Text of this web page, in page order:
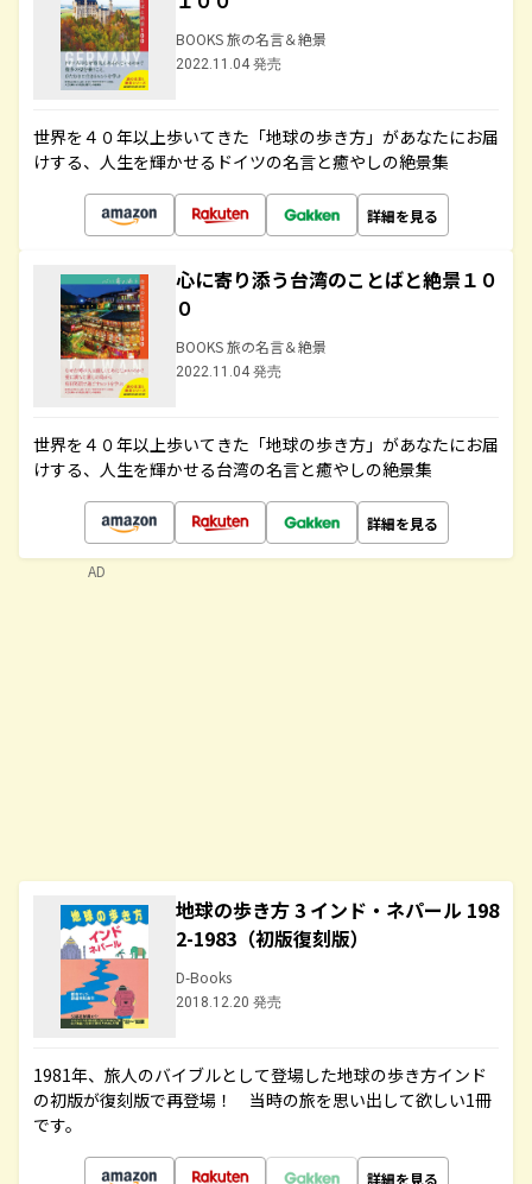
BOOKS 旅の名言＆絶景
2022.11.04 発売
世界を４０年以上歩いてきた「地球の歩き方」があなたにお届
けする、人生を輝かせるドイツの名言と癒やしの絶景集
詳細を見る
心に寄り添う台湾のことばと絶景１０
０
BOOKS 旅の名言＆絶景
2022.11.04 発売
世界を４０年以上歩いてきた「地球の歩き方」があなたにお届
けする、人生を輝かせる台湾の名言と癒やしの絶景集
詳細を見る
地球の歩き方 3 インド・ネパール 198
2-1983（初版復刻版）
D-Books
2018.12.20 発売
1981年、旅人のバイブルとして登場した地球の歩き方インド
の初版が復刻版で再登場！ 当時の旅を思い出して欲しい1冊
です。
詳細を見る
AD